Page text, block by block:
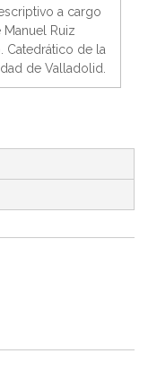
a cargo
Manuel Ruiz
Catedrático de la
de Valladolid.